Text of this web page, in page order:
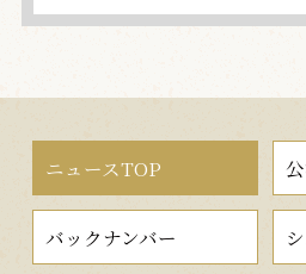
ニュースTOP
バックナンバー